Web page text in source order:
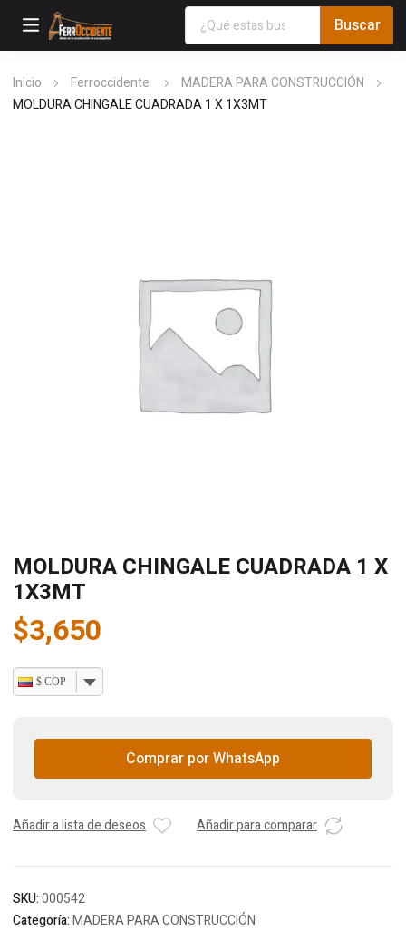
Inicio Ferroccidente
MADERA PARA CONSTRUCCIÓN
MOLDURA CHINGALE CUADRADA 1 X 1X3MT
MOLDURA CHINGALE CUADRADA 1 X
1X3MT
$3,650
$ COP
Comprar por WhatsApp
Añadir a lista de deseos Añadir para comparar
SKU:000542
Categoría:MADERA PARA CONSTRUCCIÓN